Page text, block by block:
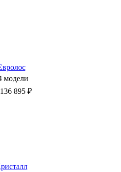
модели
895 ₽